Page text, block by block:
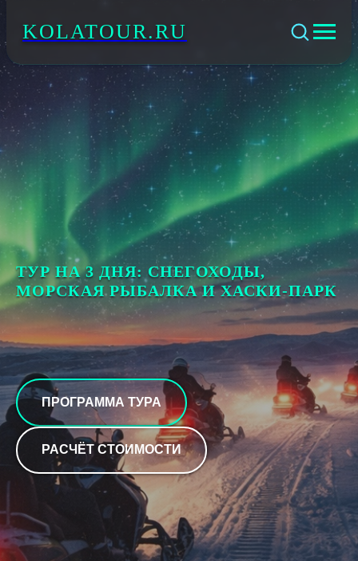
KOLATOUR.RU
ТУР НА 3 ДНЯ: СНЕГОХОДЫ,
МОРСКАЯ РЫБАЛКА И ХАСКИ-ПАРК
ПРОГРАММА ТУРА
РАСЧЁТ СТОИМОСТИ